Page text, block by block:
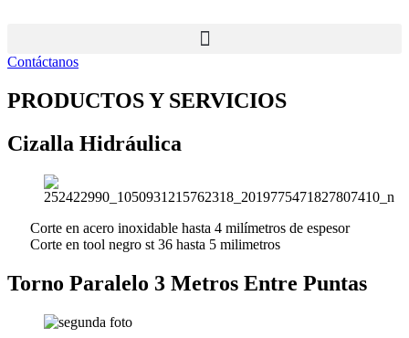
Contáctanos
PRODUCTOS Y SERVICIOS
Cizalla Hidráulica
Corte en acero inoxidable hasta 4 milímetros de espesor
Corte en tool negro st 36 hasta 5 milimetros
Torno Paralelo 3 Metros Entre Puntas